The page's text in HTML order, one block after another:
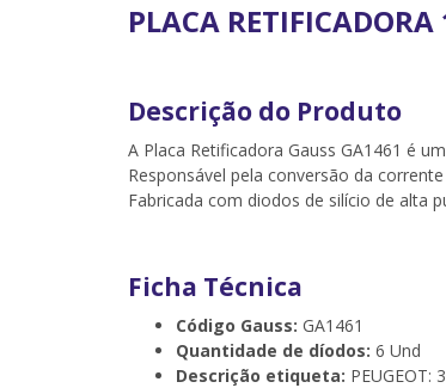
PLACA
Descrição do Produto
A Placa Retificadora Gauss GA1461 é
Responsável pela conversão da
Fabricada com diodos de silício de alta
Ficha Técnica
Código Gauss: GA1461
Quantidade de díodos: 6 Und
Descrição etiqueta: PEUGEOT: